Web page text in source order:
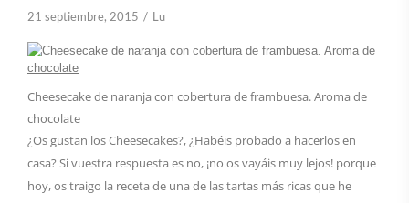
21 septiembre, 2015 Lu
Cheesecake de naranja con cobertura de frambuesa. Aroma de
chocolate
¿Os gustan los Cheesecakes?, ¿Habéis probado a hacerlos en
casa? Si vuestra respuesta es no, ¡no os vayáis muy lejos! porque
hoy, os traigo la receta de una de las tartas más ricas que he